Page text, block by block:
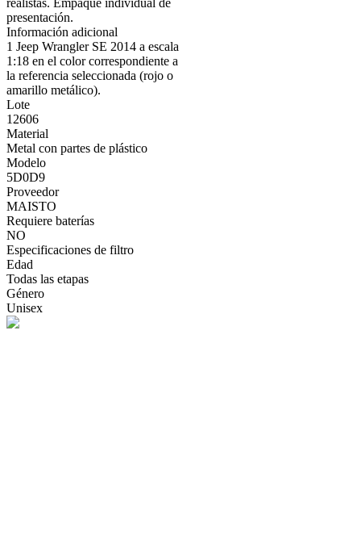
presentación.
Información adicional
1 Jeep Wrangler SE 2014 a escala
1:18 en el color correspondiente a
la referencia seleccionada (rojo o
amarillo metálico).
Lote
12606
Material
Metal con partes de plástico
Modelo
5D0D9
Proveedor
MAISTO
Requiere baterías
NO
Especificaciones de filtro
Edad
Todas las etapas
Género
Unisex